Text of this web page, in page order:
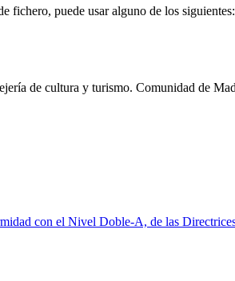
fichero, puede usar alguno de los siguientes: